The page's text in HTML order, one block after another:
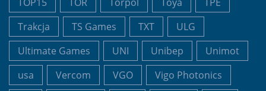
Trakcja
TS Games TXT
ULG
Ultimate Games
UNI Unibep
Unimot
usa
Vercom VGO
Vigo Photonics